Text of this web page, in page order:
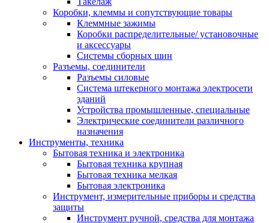
Коробки, клеммы и сопутствующие товары
Клеммные зажимы
Коробки распределительные/ установочные
и аксессуары
Системы сборных шин
Разъемы, соединители
Разъемы силовые
Система штекерного монтажа электросети
зданий
Устройства промышленные, специальные
Электрические соединители различного
назначения
Инструменты, техника
Бытовая техника и электроника
Бытовая техника крупная
Бытовая техника мелкая
Бытовая электроника
Инструмент, измерительные приборы и средства
защиты
Инструмент ручной, средства для монтажа